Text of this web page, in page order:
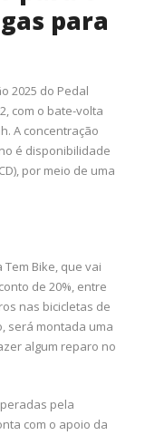
para
2025 do Pedal
com o bate-volta
A concentração
é disponibilidade
por meio de uma
Tem Bike, que vai
de 20%, entre
nas bicicletas de
será montada uma
algum reparo no
pela
com o apoio da